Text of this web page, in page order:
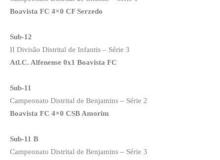
Boavista FC 4×0 CF Serzedo
Sub-12
II Divisão Distrital de Infantis – Série 3
Atl.C. Alfenense 0x1 Boavista FC
Sub-11
Campeonato Distrital de Benjamins – Série 2
Boavista FC 4×0 CSB Amorim
Sub-11 B
Campeonato Distrital de Benjamins – Série 3